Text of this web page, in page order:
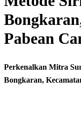
Pabean
Perkenalkan Mitra
Bongkaran,